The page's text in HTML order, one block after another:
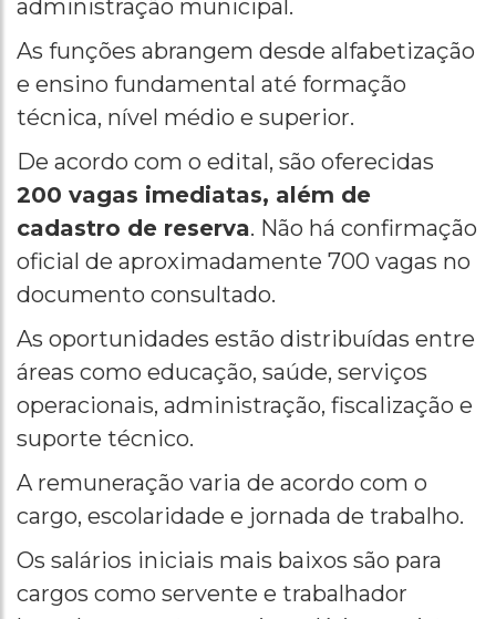
administração municipal.
As funções abrangem desde alfabetização
e ensino fundamental até formação
técnica, nível médio e superior.
De acordo com o edital, são oferecidas
200 vagas imediatas, além de
cadastro de reserva. Não há confirmação
oficial de aproximadamente 700 vagas no
documento consultado.
As oportunidades estão distribuídas entre
áreas como educação, saúde, serviços
operacionais, administração, fiscalização e
suporte técnico.
A remuneração varia de acordo com o
cargo, escolaridade e jornada de trabalho.
Os salários iniciais mais baixos são para
cargos como servente e trabalhador